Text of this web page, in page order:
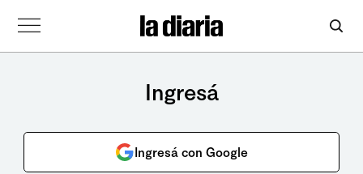
Ingresá
Ingresá con Google